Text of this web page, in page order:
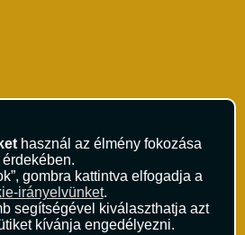
használ az élmény fokozása
érdekében.
gombra kattintva elfogadja a
irányelvünket.
segítségével kiválaszthatja azt
kívánja engedélyezni.
Feltételek
Feltételek
Feltételek